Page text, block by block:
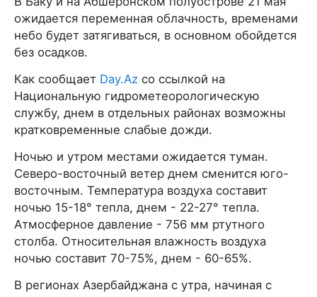
ожидается переменная облачность, временами
небо будет затягиваться, в основном обойдется
без осадков.
Как сообщает Day.Az со ссылкой на
Национальную гидрометеорологическую
службу, днем в отдельных районах возможны
кратковременные слабые дожди.
Ночью и утром местами ожидается туман.
Северо-восточный ветер днем сменится юго-
восточным. Температура воздуха составит
ночью 15-18° тепла, днем - 22-27° тепла.
Атмосферное давление - 756 мм ртутного
столба. Относительная влажность воздуха
ночью составит 70-75%, днем - 60-65%.
В регионах Азербайджана с утра, начиная с